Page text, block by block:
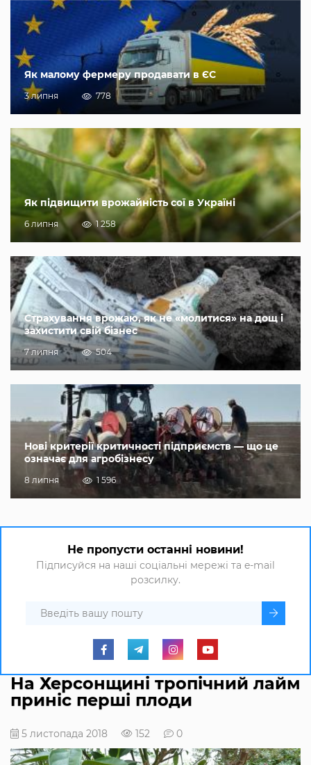
Як малому фермеру продавати в ЄС
3 липня 778
Як підвищити врожайність сої в Україні
6 липня 1 258
Страхування врожаю, як не «молитися» на дощ і
захистити свій бізнес
7 липня 504
Нові критерії критичності підприємств — що це
означає для агробізнесу
8 липня 1 596
Не пропусти останні новини!
Підписуйся на наші соціальні мережі та e-mail
розсилку.
На Херсонщині тропічний лайм
приніс перші плоди
5 листопада 2018 152 0